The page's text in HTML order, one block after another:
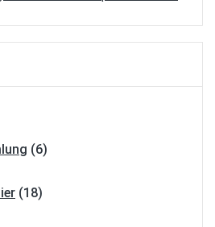
(6)
(18)